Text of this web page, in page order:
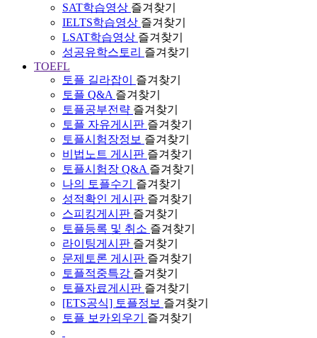
SAT학습영상 즐겨찾기
IELTS학습영상 즐겨찾기
LSAT학습영상 즐겨찾기
성공유학스토리 즐겨찾기
TOEFL
토플 길라잡이
즐겨찾기
토플 Q&A 즐겨찾기
토플공부전략 즐겨찾기
토플 자유게시판 즐겨찾기
토플시험장정보 즐겨찾기
비법노트 게시판 즐겨찾기
토플시험장 Q&A 즐겨찾기
나의 토플수기
즐겨찾기
성적확인 게시판 즐겨찾기
스피킹게시판 즐겨찾기
토플등록 및 취소 즐겨찾기
라이팅게시판 즐겨찾기
문제토론 게시판 즐겨찾기
토플적중특강 즐겨찾기
토플자료게시판 즐겨찾기
[ETS공식] 토플정보 즐겨찾기
토플 보카외우기
즐겨찾기